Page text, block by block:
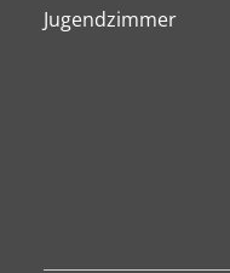
Jugendzimmer